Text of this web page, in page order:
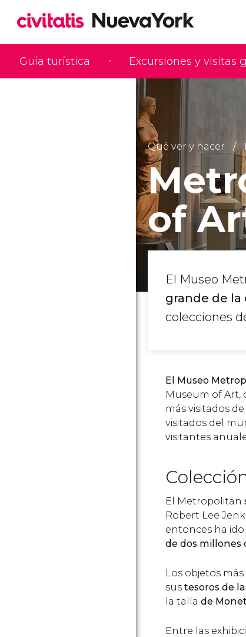
Guía turística Excursiones y visitas
Qué ver y hacer
of
El Museo
grande de la
colecciones
El Museo
Museum of Art,
más visitados
visitados del
visitantes
El Metropolitan
Robert Lee
entonces ha
de dos millones
Los objetos
sus tesoros de
la talla de
Entre las